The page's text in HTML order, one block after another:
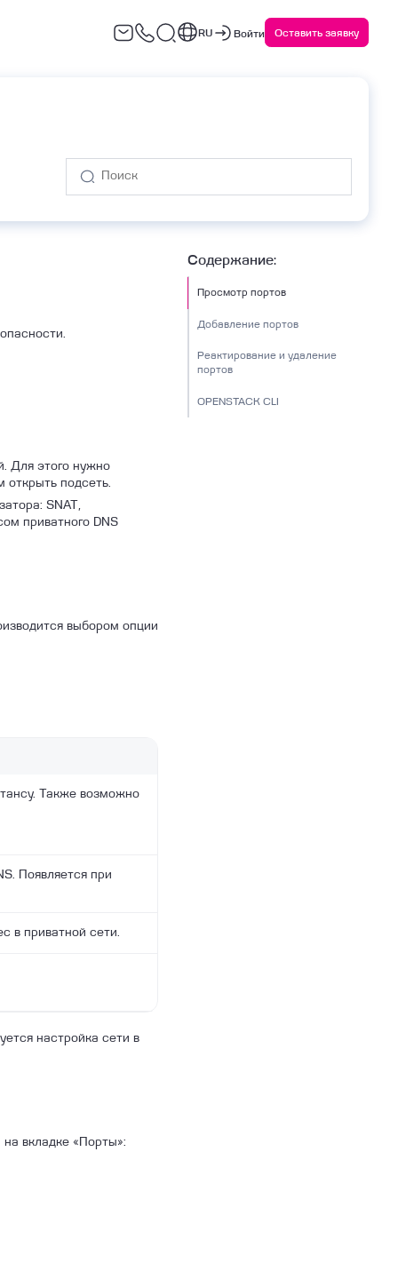
RU Войти Оставить заявку
восстановление
(DRaaS)
Для этого нужно
открыть подсеть.
SNAT,
приватного DNS
выбором опции
Также возможно
Появляется при
в приватной сети.
настройка сети в
вкладке «Порты»:
Содержание:
Просмотр портов
Добавление портов
Реактирование и удаление
портов
OPENSTACK CLI